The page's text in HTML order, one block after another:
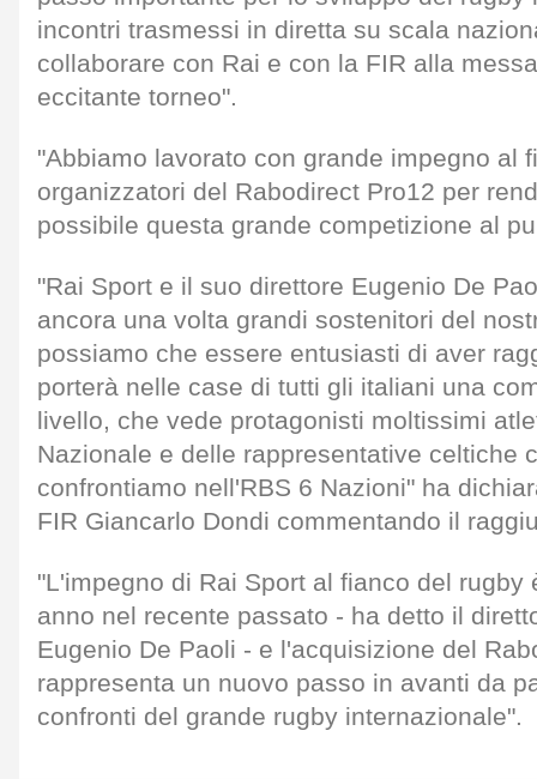
incontri trasmessi in diretta su scala
collaborare con Rai e con la FIR alla
eccitante torneo".
"Abbiamo lavorato con grande impegno al
organizzatori del Rabodirect Pro12 per
possibile questa grande competizione al
"Rai Sport e il suo direttore Eugenio De
ancora una volta grandi sostenitori del
possiamo che essere entusiasti di aver
porterà nelle case di tutti gli italiani una
livello, che vede protagonisti moltissimi
Nazionale e delle rappresentative celtiche
confrontiamo nell'RBS 6 Nazioni" ha
FIR Giancarlo Dondi commentando il
"L'impegno di Rai Sport al fianco del rugby
anno nel recente passato - ha detto il
Eugenio De Paoli - e l'acquisizione del
rappresenta un nuovo passo in avanti da
confronti del grande rugby internazionale".